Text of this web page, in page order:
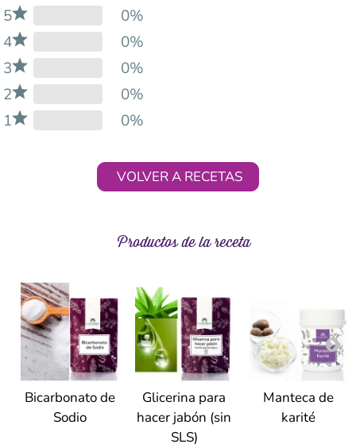
5
0%
4
0%
3
0%
2
0%
1
0%
VOLVER A RECETAS
Productos de la receta
Bicarbonato de
Sodio
Glicerina para
hacer jabón (sin
SLS)
Manteca de
karité